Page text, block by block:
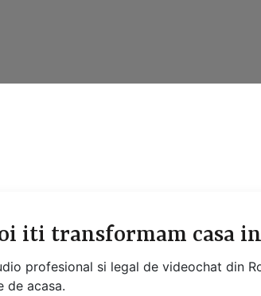
iti transformam casa
profesional si legal de videochat din
de acasa.